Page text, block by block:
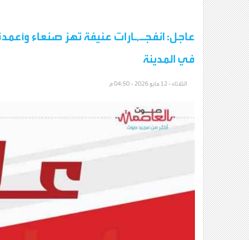
عاجل: انفجـ,ـارات عنيفة تهز صنعاء
في المدينة
الثلاثاء - 12 مايو 2026 - 04:50 م